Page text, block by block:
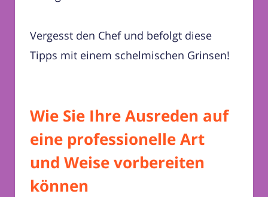
Vergesst den Chef und befolgt diese
Tipps mit einem schelmischen Grinsen!
Wie Sie Ihre Ausreden auf
eine professionelle Art
und Weise vorbereiten
können